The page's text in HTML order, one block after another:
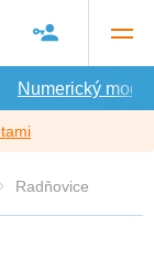
Numerický model
Radňovice